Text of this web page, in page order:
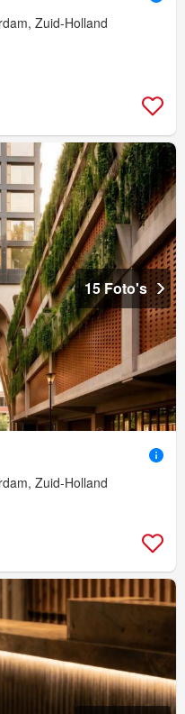
Zuid-Holland
15 Foto's
Zuid-Holland